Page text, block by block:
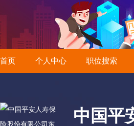
首页 个人中心 职位搜索
中国平